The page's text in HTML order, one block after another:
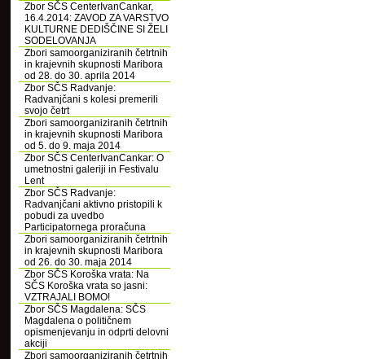
Zbor SČS CenterIvanCankar,
16.4.2014: ZAVOD ZA VARSTVO
KULTURNE DEDIŠČINE SI ŽELI
SODELOVANJA
Zbori samoorganiziranih četrtnih
in krajevnih skupnosti Maribora
od 28. do 30. aprila 2014
Zbor SČS Radvanje:
Radvanjčani s kolesi premerili
svojo četrt
Zbori samoorganiziranih četrtnih
in krajevnih skupnosti Maribora
od 5. do 9. maja 2014
Zbor SČS CenterIvanCankar: O
umetnostni galeriji in Festivalu
Lent
Zbor SČS Radvanje:
Radvanjčani aktivno pristopili k
pobudi za uvedbo
Participatornega proračuna
Zbori samoorganiziranih četrtnih
in krajevnih skupnosti Maribora
od 26. do 30. maja 2014
Zbor SČS Koroška vrata: Na
SČS Koroška vrata so jasni:
VZTRAJALI BOMO!
Zbor SČS Magdalena: SČS
Magdalena o političnem
opismenjevanju in odprti delovni
akciji
Zbori samoorganiziranih četrtnih